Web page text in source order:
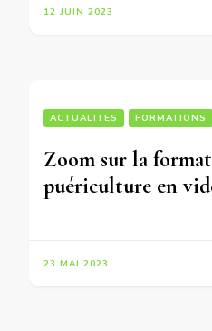
12 JUIN 2023
ACTUALITES FORMATIONS
Zoom sur la
puériculture en
23 MAI 2023